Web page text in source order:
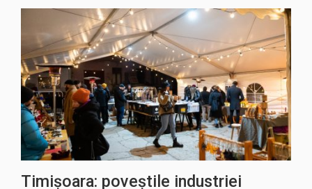
Timișoara: poveștile industriei